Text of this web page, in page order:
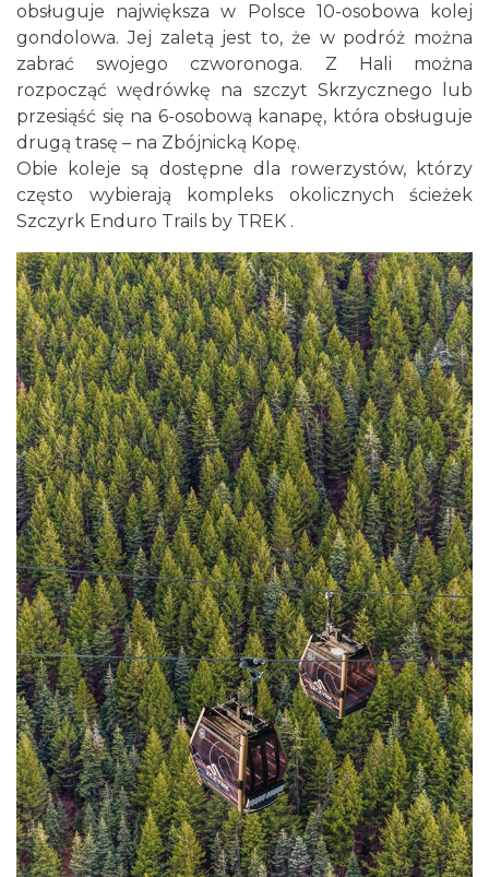
obsługuje największa w Polsce 10-osobowa kolej
gondolowa. Jej zaletą jest to, że w podróż można
zabrać swojego czworonoga. Z Hali można
rozpocząć wędrówkę na szczyt Skrzycznego lub
przesiąść się na 6-osobową kanapę, która obsługuje
drugą trasę – na Zbójnicką Kopę.
Obie koleje są dostępne dla rowerzystów, którzy
często wybierają kompleks okolicznych ścieżek
Szczyrk Enduro Trails by TREK .